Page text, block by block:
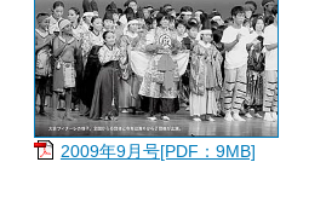
2009年9月号[PDF：9MB]